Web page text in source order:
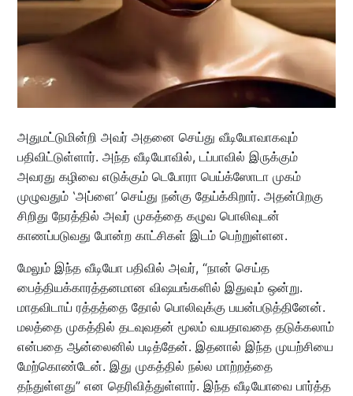
அதுமட்டுமின்றி அவர் அதனை செய்து வீடியோவாகவும்
பதிவிட்டுள்ளார். அந்த வீடியோவில், டப்பாவில் இருக்கும்
அவரது கழிவை எடுக்கும் டெபோரா பெய்க்ஸோடா முகம்
முழுவதும் ‛அப்ளை’ செய்து நன்கு தேய்க்கிறார். அதன்பிறகு
சிறிது நேரத்தில் அவர் முகத்தை கழுவ பொலிவுடன்
காணப்படுவது போன்ற காட்சிகள் இடம் பெற்றுள்ளன.
மேலும் இந்த வீடியோ பதிவில் அவர், “நான் செய்த
பைத்தியக்காரத்தனமான விஷயங்களில் இதுவும் ஒன்று.
மாதவிடாய் ரத்தத்தை தோல் பொலிவுக்கு பயன்படுத்தினேன்.
மலத்தை முகத்தில் தடவுவதன் மூலம் வயதாவதை தடுக்கலாம்
என்பதை ஆன்லைனில் படித்தேன். இதனால் இந்த முயற்சியை
மேற்கொண்டேன். இது முகத்தில் நல்ல மாற்றத்தை
தந்துள்ளது” என தெரிவித்துள்ளார். இந்த வீடியோவை பார்த்த